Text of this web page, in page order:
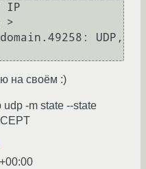
IP
>
UDP,
на своём :)
-m state --state